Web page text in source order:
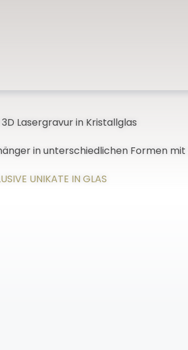
Lasergravur in Kristallglas
in unterschiedlichen Formen mit
UNIKATE IN GLAS